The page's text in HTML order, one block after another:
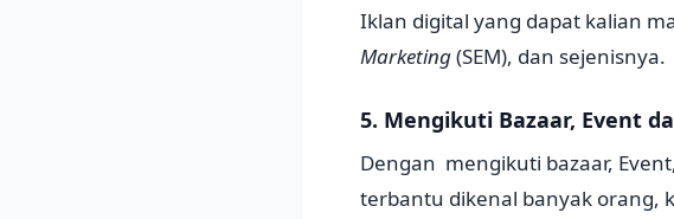
Iklan digital yang dapat kalian
Marketing(SEM), dan sejenisnya.
5. Mengikuti Bazaar, Event
Dengan mengikuti bazaar,
terbantu dikenal banyak orang,